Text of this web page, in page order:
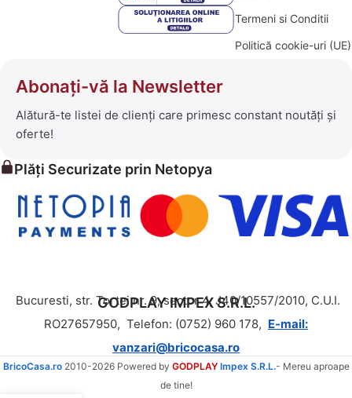
Termeni si Conditii
Politică cookie-uri (UE)
Abonați-vă la Newsletter
Alătură-te listei de clienți care primesc constant noutăți și
oferte!
Plăți Securizate prin Netopya
GODPLAY IMPEX S.R.L.
Bucuresti, str. Tortei nr. 9, sector 4, J40/10557/2010, C.U.I.
RO27657950, Telefon: (0752) 960 178, E-mail:
vanzari@bricocasa.ro
BricoCasa.ro 2010-2026 Powered by GODPLAY Impex S.R.L.- Mereu aproape
de tine!